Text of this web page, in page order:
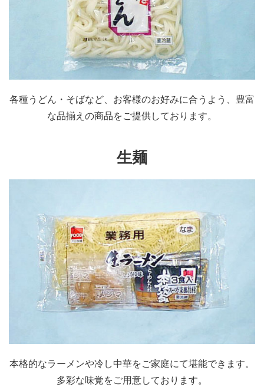
各種うどん・そばなど、お客様のお好みに合うよう、豊富
な品揃えの商品をご提供しております。
生麺
本格的なラーメンや冷し中華をご家庭にて堪能できます。
多彩な味覚をご用意しております。